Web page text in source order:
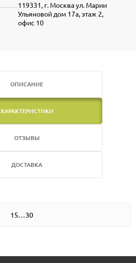
119331, г. Москва ул. Марии
Ульяновой дом 17а, этаж 2,
офис 10
ОПИСАНИЕ
ХАРАКТЕРИСТИКИ
ОТЗЫВЫ
ДОСТАВКА
15…30